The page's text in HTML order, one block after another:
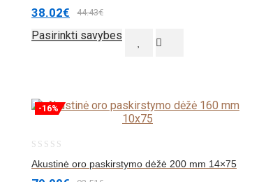
of
44.43€
38.02€
Pasirinkti savybes
-16%
Akustinė oro paskirstymo dėžė 200 mm 14×75